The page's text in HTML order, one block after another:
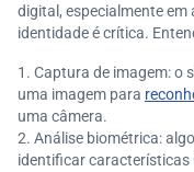
digital, especialmente
identidade é crítica.
Captura de imagem: o
uma imagem para
uma câmera.
Análise biométrica:
identificar características